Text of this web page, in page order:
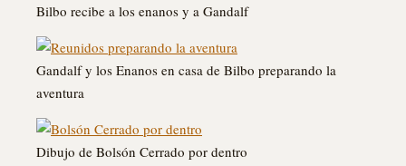
Bilbo recibe a los enanos y a Gandalf
Gandalf y los Enanos en casa de Bilbo preparando la
aventura
Dibujo de Bolsón Cerrado por dentro